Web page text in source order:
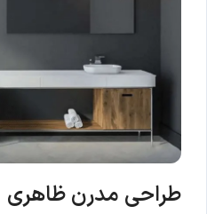
طراحی مدرن ظاهری